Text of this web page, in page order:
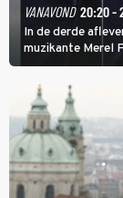
VANAVOND 20:20 -
In de derde
muzikante Merel
boeiende avond
identiteit: